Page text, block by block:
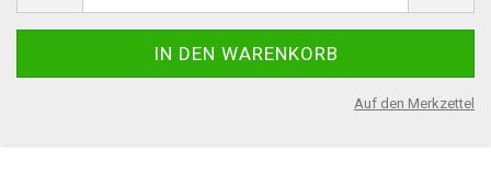
Auf den Merkzettel